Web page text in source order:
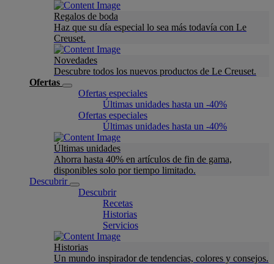
Regalos de boda
Haz que su día especial lo sea más todavía con Le
Creuset.
Novedades
Descubre todos los nuevos productos de Le Creuset.
Ofertas
Ofertas especiales
Últimas unidades hasta un -40%
Ofertas especiales
Últimas unidades hasta un -40%
Últimas unidades
Ahorra hasta 40% en artículos de fin de gama,
disponibles solo por tiempo limitado.
Descubrir
Descubrir
Recetas
Historias
Servicios
Historias
Un mundo inspirador de tendencias, colores y consejos.